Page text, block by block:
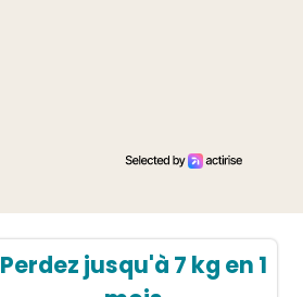
Perdez jusqu'à 7 kg en 1